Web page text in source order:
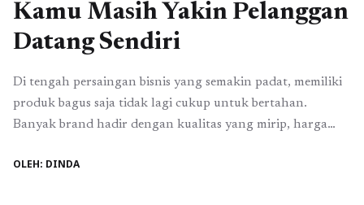
Kamu Masih Yakin Pelanggan
Datang Sendiri
Di tengah persaingan bisnis yang semakin padat, memiliki
produk bagus saja tidak lagi cukup untuk bertahan.
Banyak brand hadir dengan kualitas yang mirip, harga
yang benar-benar diingat dan dicintai pelanggan. Di
OLEH: DINDA